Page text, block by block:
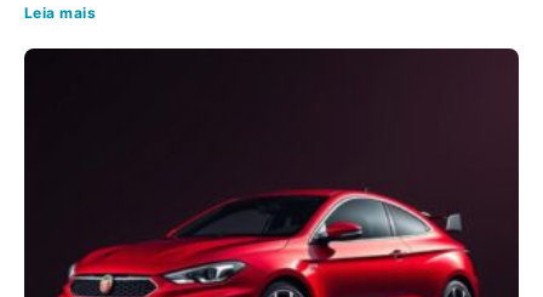
Leia mais